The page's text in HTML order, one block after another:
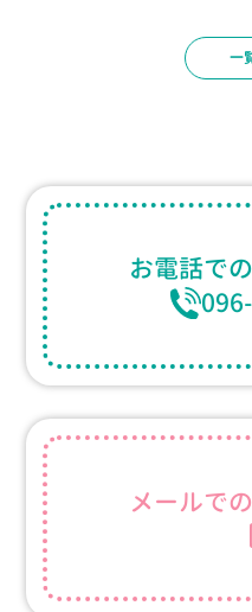
一
お電話での
メールでの